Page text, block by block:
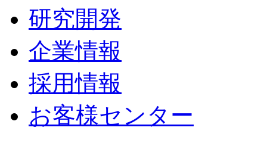
研究開発
企業情報
採用情報
お客様センター